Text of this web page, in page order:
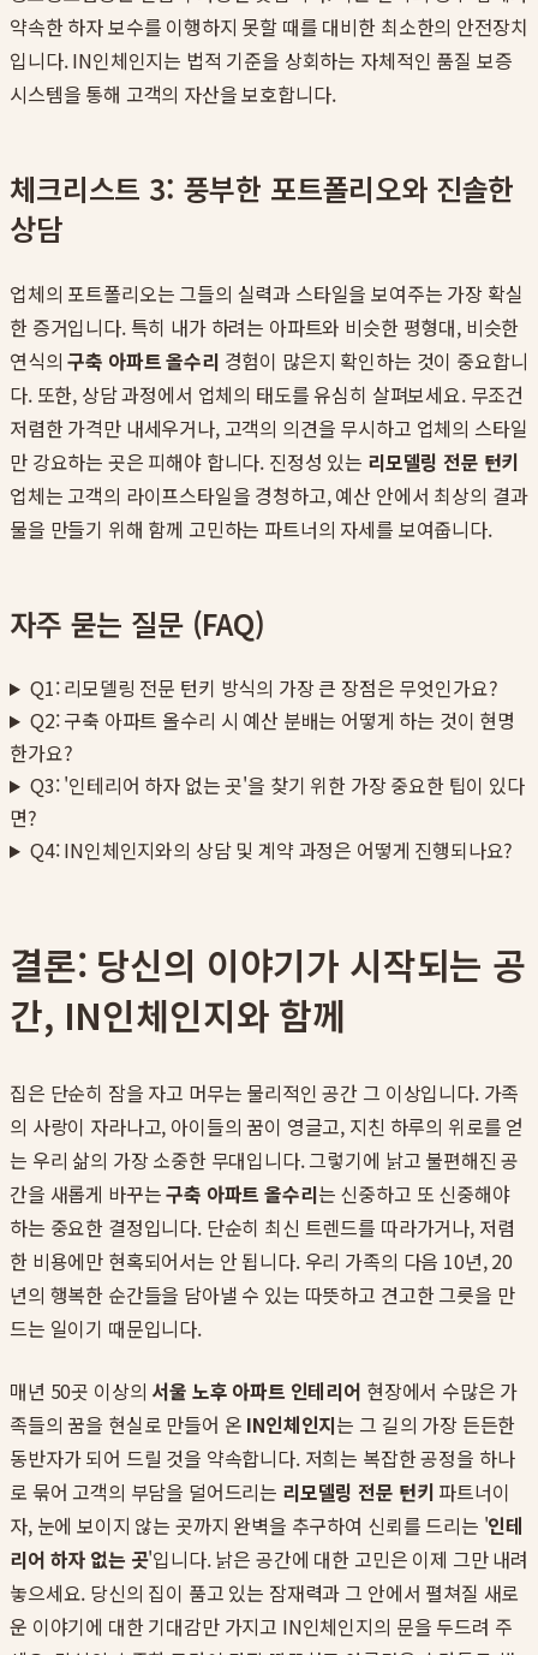
약속한 하자 보수를 이행하지 못할 때를 대비한 최소한의 안전장치
입니다. IN인체인지는 법적 기준을 상회하는 자체적인 품질 보증
시스템을 통해 고객의 자산을 보호합니다.
체크리스트 3: 풍부한 포트폴리오와 진솔한
상담
업체의 포트폴리오는 그들의 실력과 스타일을 보여주는 가장 확실
한 증거입니다. 특히 내가 하려는 아파트와 비슷한 평형대, 비슷한
연식의구축 아파트 올수리 경험이 많은지 확인하는 것이 중요합니
다. 또한, 상담 과정에서 업체의 태도를 유심히 살펴보세요. 무조건
저렴한 가격만 내세우거나, 고객의 의견을 무시하고 업체의 스타일
만 강요하는 곳은 피해야 합니다. 진정성 있는 리모델링 전문 턴키
업체는 고객의 라이프스타일을 경청하고, 예산 안에서 최상의 결과
물을 만들기 위해 함께 고민하는 파트너의 자세를 보여줍니다.
자주 묻는 질문 (FAQ)
Q1: 리모델링 전문 턴키 방식의 가장 큰 장점은 무엇인가요?
Q2: 구축 아파트 올수리 시 예산 분배는 어떻게 하는 것이 현명
한가요?
Q3: '인테리어 하자 없는 곳'을 찾기 위한 가장 중요한 팁이 있다
면?
Q4: IN인체인지와의 상담 및 계약 과정은 어떻게 진행되나요?
결론: 당신의 이야기가 시작되는 공
간, IN인체인지와 함께
집은 단순히 잠을 자고 머무는 물리적인 공간 그 이상입니다. 가족
의 사랑이 자라나고, 아이들의 꿈이 영글고, 지친 하루의 위로를 얻
는 우리 삶의 가장 소중한 무대입니다. 그렇기에 낡고 불편해진 공
간을 새롭게 바꾸는구축 아파트 올수리는 신중하고 또 신중해야
하는 중요한 결정입니다. 단순히 최신 트렌드를 따라가거나, 저렴
한 비용에만 현혹되어서는 안 됩니다. 우리 가족의 다음 10년, 20
년의 행복한 순간들을 담아낼 수 있는 따뜻하고 견고한 그릇을 만
드는 일이기 때문입니다.
매년 50곳 이상의 서울 노후 아파트 인테리어 현장에서 수많은 가
족들의 꿈을 현실로 만들어 온 IN인체인지는 그 길의 가장 든든한
동반자가 되어 드릴 것을 약속합니다. 저희는 복잡한 공정을 하나
로 묶어 고객의 부담을 덜어드리는 리모델링 전문 턴키 파트너이
자, 눈에 보이지 않는 곳까지 완벽을 추구하여 신뢰를 드리는 '인테
리어 하자 없는 곳'입니다. 낡은 공간에 대한 고민은 이제 그만 내려
놓으세요. 당신의 집이 품고 있는 잠재력과 그 안에서 펼쳐질 새로
운 이야기에 대한 기대감만 가지고 IN인체인지의 문을 두드려 주